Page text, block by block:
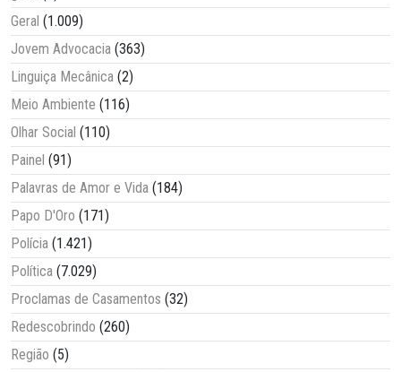
Geral (1.009)
Jovem Advocacia (363)
Linguiça Mecânica (2)
Meio Ambiente (116)
Olhar Social (110)
Painel (91)
Palavras de Amor e Vida (184)
Papo D'Oro (171)
Polícia (1.421)
Política (7.029)
Proclamas de Casamentos (32)
Redescobrindo (260)
Região (5)